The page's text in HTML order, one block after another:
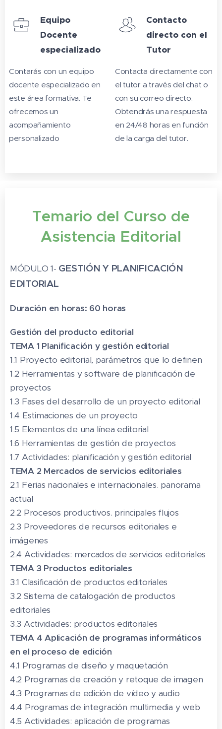
Equipo
Docente
especializado
Contarás con un equipo
docente especializado en
este área formativa. Te
ofrecemos un
acompañamiento
personalizado
Contacto
directo con el
Tutor
Contacta directamente con
el tutor a través del chat o
con su correo directo.
Obtendrás una respuesta
en 24/48 horas en función
de la carga del tutor.
Temario del Curso de
Asistencia Editorial
MÓDULO 1- GESTIÓN Y PLANIFICACIÓN
EDITORIAL
Duración en horas: 60 horas
Gestión del producto editorial
TEMA 1 Planificación y gestión editorial
1.1 Proyecto editorial, parámetros que lo definen
1.2 Herramientas y software de planificación de
proyectos
1.3 Fases del desarrollo de un proyecto editorial
1.4 Estimaciones de un proyecto
1.5 Elementos de una línea editorial
1.6 Herramientas de gestión de proyectos
1.7 Actividades: planificación y gestión editorial
TEMA 2 Mercados de servicios editoriales
2.1 Ferias nacionales e internacionales. panorama
actual
2.2 Procesos productivos. principales flujos
2.3 Proveedores de recursos editoriales e
imágenes
2.4 Actividades: mercados de servicios editoriales
TEMA 3 Productos editoriales
3.1 Clasificación de productos editoriales
3.2 Sistema de catalogación de productos
editoriales
3.3 Actividades: productos editoriales
TEMA 4 Aplicación de programas informáticos
en el proceso de edición
4.1 Programas de diseño y maquetación
4.2 Programas de creación y retoque de imagen
4.3 Programas de edición de vídeo y audio
4.4 Programas de integración multimedia y web
4.5 Actividades: aplicación de programas